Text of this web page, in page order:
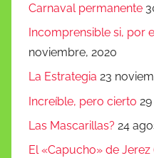
Carnaval permanente
Incomprensible si, por
noviembre, 2020
La Estrategia 23
Increíble, pero cierto
Las Mascarillas? 24
El «Capucho» de